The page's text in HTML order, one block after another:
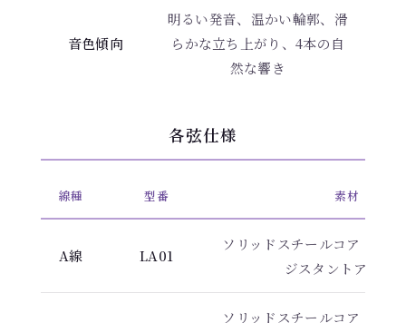
音色傾向
明るい発音、温かい輪郭、滑
らかな立ち上がり、4本の自
然な響き
各弦仕様
線種 型番 素材
A線 LA01
ソリッドスチールコア・コ
ジスタントアロイ
ソリッドスチールコア・コ